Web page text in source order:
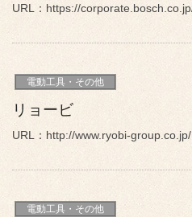
URL：https://
電動工具・その他
リョービ
URL：http://www.ryobi-group.co.jp/
電動工具・その他